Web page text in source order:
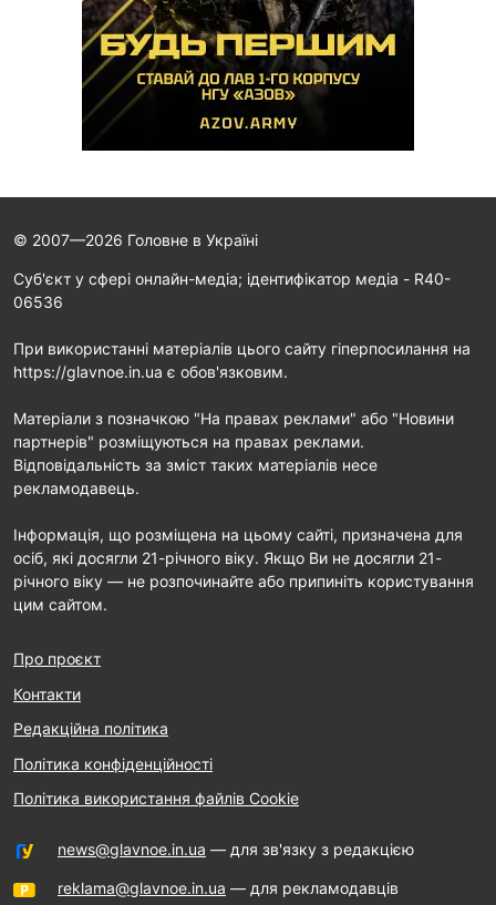
© 2007—2026 Головне в Україні
Cуб'єкт у сфері онлайн-медіа; ідентифікатор медіа - R40-
06536
При використанні матеріалів цього сайту гіперпосилання на
https://glavnoe.in.ua є обов'язковим.
Матеріали з позначкою "На правах реклами" або "Новини
партнерів" розміщуються на правах реклами.
Відповідальність за зміст таких матеріалів несе
рекламодавець.
Інформація, що розміщена на цьому сайті, призначена для
осіб, які досягли 21-річного віку. Якщо Ви не досягли 21-
річного віку — не розпочинайте або припиніть користування
цим сайтом.
Про проєкт
Контакти
Редакційна політика
Політика конфіденційності
Політика використання файлів Cookie
news@glavnoe.in.ua — для зв'язку з редакцією
reklama@glavnoe.in.ua — для рекламодавців